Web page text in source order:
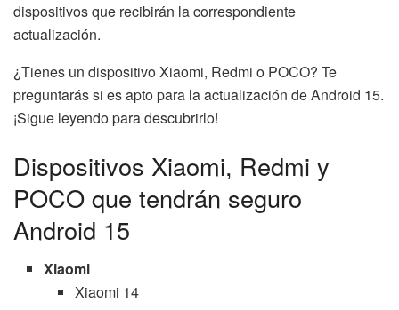
dispositivos que recibirán la correspondiente
actualización.
¿Tienes un dispositivo Xiaomi, Redmi o POCO? Te
preguntarás si es apto para la actualización de Android 15.
¡Sigue leyendo para descubrirlo!
Dispositivos Xiaomi, Redmi y
POCO que tendrán seguro
Android 15
Xiaomi
Xiaomi 14